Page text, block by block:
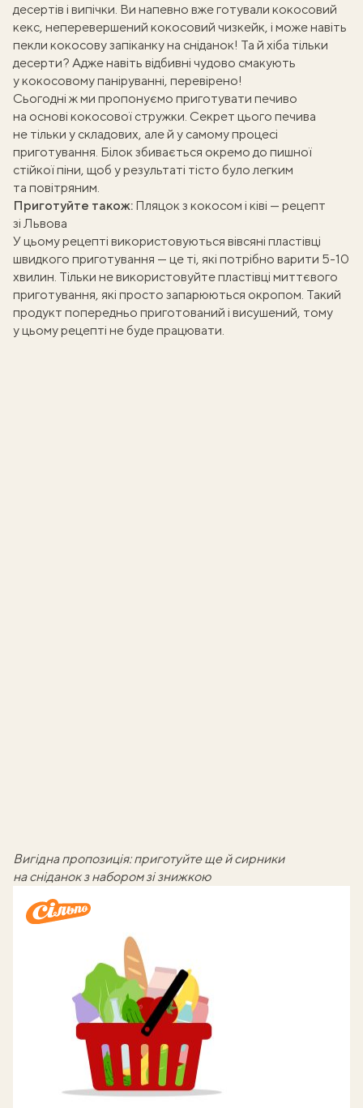
десертів і випічки. Ви напевно вже готували кокосовий
кекс, неперевершений кокосовий чизкейк, і може навіть
пекли кокосову запіканкуна сніданок! Та й хіба тільки
десерти? Адже навіть відбивні чудово смакують
у кокосовому паніруванні, перевірено!
Сьогодні ж ми пропонуємо приготувати печиво
на основі кокосової стружки. Секрет цього печива
не тільки у складових, але й у самому процесі
приготування. Білок збивається окремо до пишної
стійкої піни, щоб у результаті тісто було легким
та повітряним.
Приготуйте також: Пляцок з кокосом і ківі — рецепт
зі Львова
У цьому рецепті використовуються вівсяні пластівці
швидкого приготування — це ті, які потрібно варити 5-10
хвилин. Тільки не використовуйте пластівці миттєвого
приготування, які просто запарюються окропом. Такий
продукт попередньо приготований і висушений, тому
у цьому рецепті не буде працювати.
Вигідна пропозиція: приготуйте ще й сирники
на сніданок з набором зі знижкою